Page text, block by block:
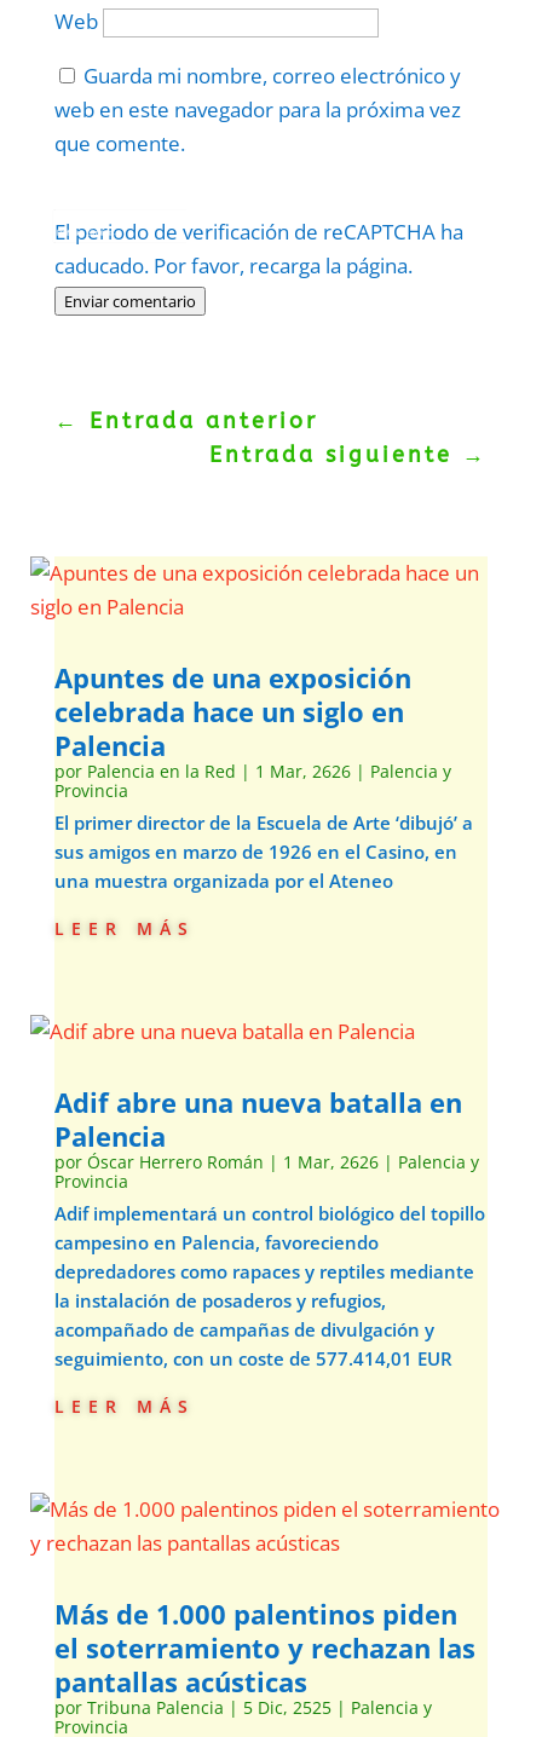
Web
Guarda mi nombre, correo electrónico y
web en este navegador para la próxima vez
que comente.
El periodo de verificación de reCAPTCHA ha
caducado. Por favor, recarga la página.
Enviar comentario
Politica–Términos.
← Entrada anterior
Entrada siguiente
→
Apuntes de una exposición
celebrada hace un siglo en
Palencia
por Palencia en la Red | 1 Mar, 2626| Palencia y
Provincia
El primer director de la Escuela de Arte ‘dibujó’ a
sus amigos en marzo de 1926 en el Casino, en
una muestra organizada por el Ateneo
leer más
Adif abre una nueva batalla en
Palencia
por Óscar Herrero Román | 1 Mar, 2626| Palencia y
Provincia
Adif implementará un control biológico del topillo
campesino en Palencia, favoreciendo
depredadores como rapaces y reptiles mediante
la instalación de posaderos y refugios,
acompañado de campañas de divulgación y
seguimiento, con un coste de 577.414,01 EUR
leer más
Más de 1.000 palentinos piden
el soterramiento y rechazan las
pantallas acústicas
por Tribuna Palencia | 5 Dic, 2525| Palencia y
Provincia